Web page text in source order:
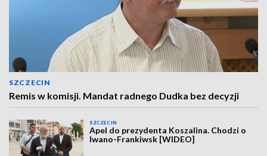
SZCZECIN
Remis w komisji. Mandat radnego Dudka bez decyzji
SZCZECIN
Apel do prezydenta Koszalina. Chodzi o
Iwano-Frankiwsk [WIDEO]